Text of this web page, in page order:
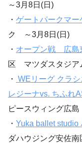
～3月8日(日)
・ ゲートパークマー
ク ～3月8日(日)
・ オープン戦 広島
区 マツダスタジア
・ WEリーグ クラ
レジーナvs. ちふれ
ピースウィング広島
・ Yuka ballet studio
ダハウジング安佐